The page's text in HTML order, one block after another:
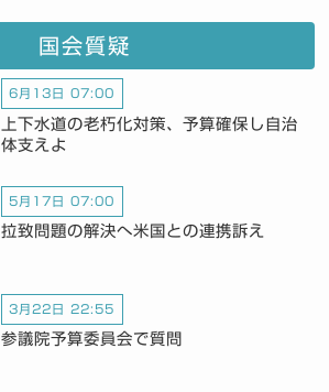
国会質疑
6月13日 07:00
上下水道の老朽化対策、予算確保し自治
体支えよ
5月17日 07:00
拉致問題の解決へ米国との連携訴え
3月22日 22:55
参議院予算委員会で質問